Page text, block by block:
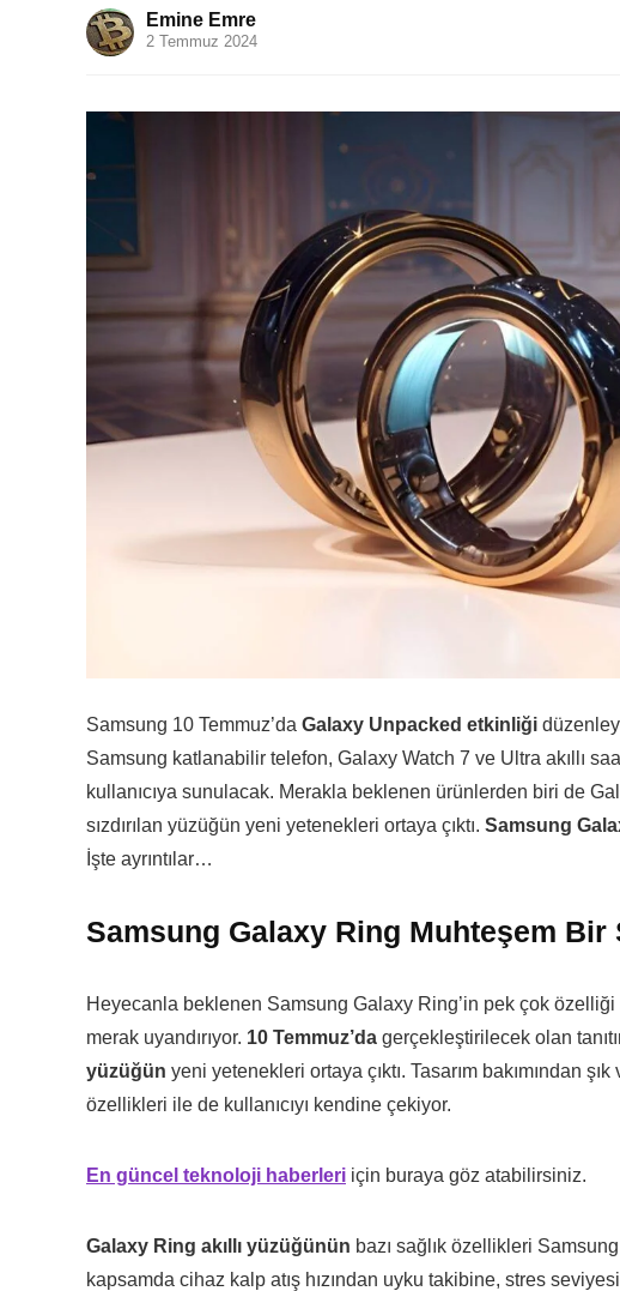
Emine Emre
2 Temmuz 2024
Samsung 10 Temmuz’da Galaxy Unpacked etkinliği
Samsung katlanabilir telefon, Galaxy Watch 7 ve Ultra akıllı
kullanıcıya sunulacak. Merakla beklenen ürünlerden biri de
sızdırılan yüzüğün yeni yetenekleri ortaya çıktı. Samsung
İşte ayrıntılar…
Samsung Galaxy Ring Muhteşem Bir
Heyecanla beklenen Samsung Galaxy Ring’in pek çok özelliği
merak uyandırıyor. 10 Temmuz’da gerçekleştirilecek olan
yüzüğün yeni yetenekleri ortaya çıktı. Tasarım bakımından
özellikleri ile de kullanıcıyı kendine çekiyor.
En güncel teknoloji haberleri için buraya göz atabilirsiniz.
Galaxy Ring akıllı yüzüğünün bazı sağlık özellikleri
kapsamda cihaz kalp atış hızından uyku takibine, stres